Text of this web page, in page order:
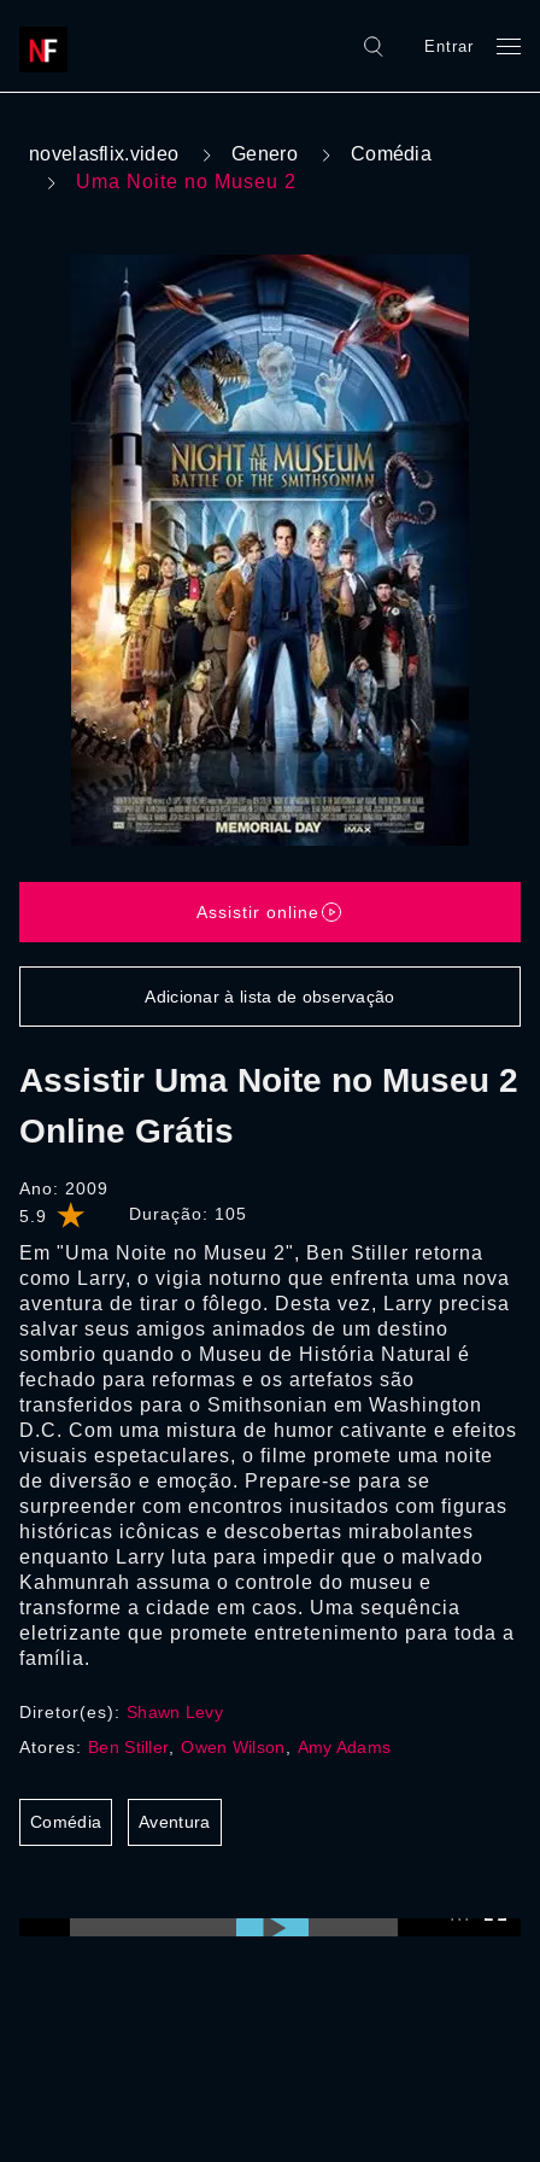
Entrar
novelasflix.video Genero
Comédia
Uma Noite no Museu 2
5.9 Duração: 105
Assistir Uma Noite no Museu 2
Online Grátis
Ano: 2009
Em "Uma Noite no Museu 2", Ben Stiller retorna
como Larry, o vigia noturno que enfrenta uma nova
aventura de tirar o fôlego. Desta vez, Larry precisa
salvar seus amigos animados de um destino
sombrio quando o Museu de História Natural é
fechado para reformas e os artefatos são
transferidos para o Smithsonian em Washington
D.C. Com uma mistura de humor cativante e efeitos
visuais espetaculares, o filme promete uma noite
de diversão e emoção. Prepare-se para se
surpreender com encontros inusitados com figuras
históricas icônicas e descobertas mirabolantes
enquanto Larry luta para impedir que o malvado
Kahmunrah assuma o controle do museu e
transforme a cidade em caos. Uma sequência
eletrizante que promete entretenimento para toda a
família.
Assistir online
Adicionar à lista de observação
Diretor(es): Shawn Levy
Atores: Ben Stiller ,Owen Wilson Amy Adams
Comédia Aventura